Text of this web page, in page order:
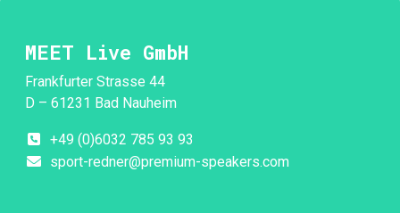
MEET Live GmbH
Frankfurter Strasse 44
D – 61231 Bad Nauheim
+49 (0)6032 785 93 93
sport-redner@premium-speakers.com